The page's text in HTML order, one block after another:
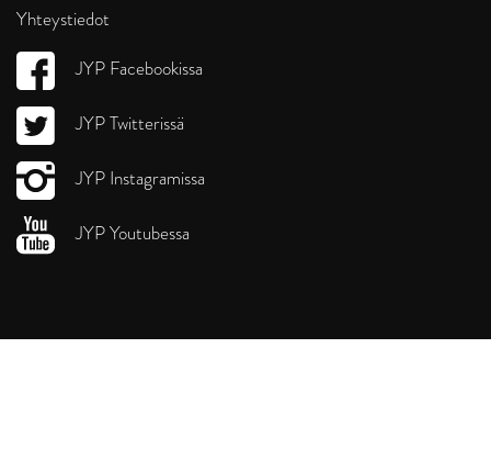
Yhteystiedot
JYP Facebookissa
JYP Twitterissä
JYP Instagramissa
JYP Youtubessa